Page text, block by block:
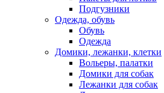
Подгузники
Одежда, обувь
Обувь
Одежда
Домики, лежанки, клетки
Вольеры, палатки
Домики для собак
Лежанки для собак